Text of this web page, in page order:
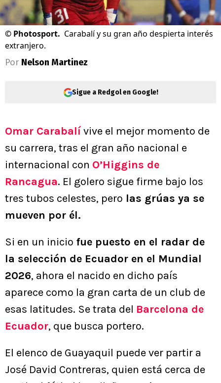
© Photosport. Carabalí y su gran año despierta interés
extranjero.
Por Nelson Martinez
Sigue a Redgol en Google!
Omar Carabalívive el mejor momento de
su carrera, tras el gran año nacional e
internacional con O’Higgins de
Rancagua. El golero sigue firme bajo los
tres tubos celestes, pero las grúas ya se
mueven por él.
Si en un inicio fue puesto en el radar de
la selección de Ecuador en el Mundial
2026, ahora el nacido en dicho país
aparece como la gran carta de un club de
esas latitudes. Se trata del Barcelona de
Ecuador, que busca portero.
El elenco de Guayaquil puede ver partir a
José David Contreras, quien está cerca de